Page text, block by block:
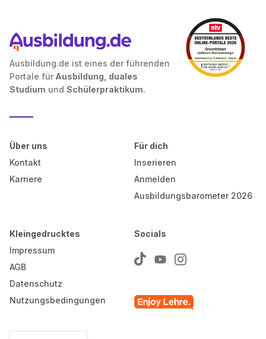
Ausbildung.de ist eines der führenden
Portale für Ausbildung, duales
Studium und Schülerpraktikum.
Über uns
Kontakt
Karriere
Für dich
Inserieren
Anmelden
Ausbildungsbarometer 2026
Kleingedrucktes
Impressum
AGB
Datenschutz
Nutzungsbedingungen
Socials